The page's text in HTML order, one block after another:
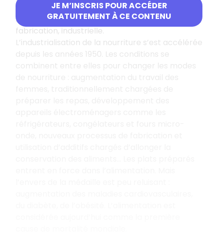
JE M’INSCRIS POUR ACCÉDER
GRATUITEMENT À CE CONTENU
toujours une mauvaise alimentation, mais
spécifiquement liée aux conditions de sa
fabrication, industrielle.
L’industrialisation de la nourriture s’est accélérée
depuis les années 1950. Les conditions se